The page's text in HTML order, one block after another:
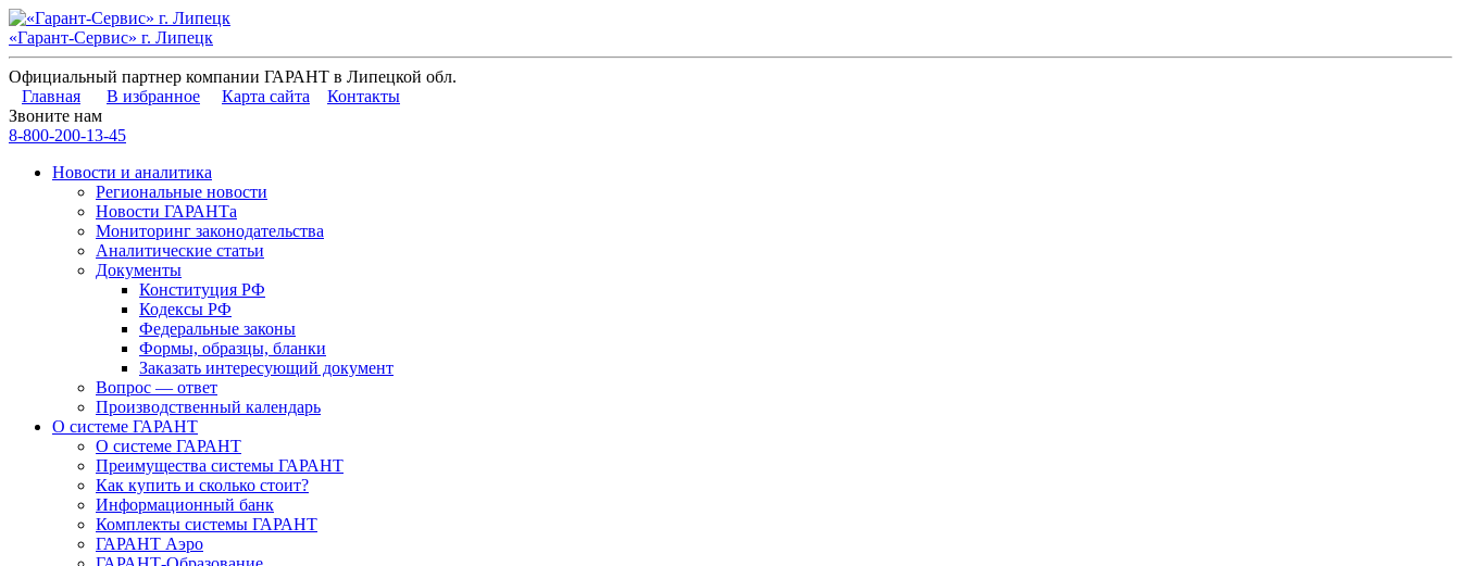
«Гарант-Сервис» г. Липецк
Официальный партнер компании ГАРАНТ в Липецкой обл.
Главная
В избранное Карта сайта
Контакты
Звоните нам
8-800-200-13-45
Новости и аналитика
Региональные новости
Новости ГАРАНТа
Мониторинг законодательства
Аналитические статьи
Документы
Конституция РФ
Кодексы РФ
Федеральные законы
Формы, образцы, бланки
Заказать интересующий документ
Вопрос — ответ
Производственный календарь
О системе ГАРАНТ
О системе ГАРАНТ
Преимущества системы ГАРАНТ
Как купить и сколько стоит?
Информационный банк
Комплекты системы ГАРАНТ
ГАРАНТ Аэро